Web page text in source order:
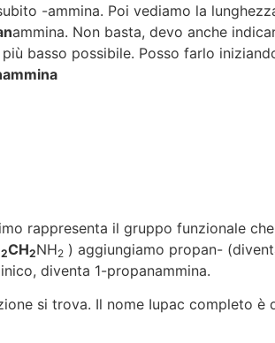
-ammina. Poi vediamo la
ammina. Non basta, devo anche
basso possibile. Posso farlo
rappresenta il gruppo funzionale
2CH2NH2 ) aggiungiamo propan-
diventa 1-propanammina.
si trova. Il nome Iupac completo è